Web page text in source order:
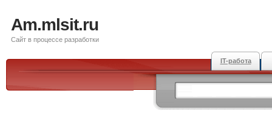
Am.mlsit.ru
Сайт в процессе разработки
IT-работа